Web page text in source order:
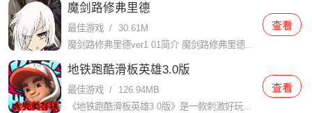
魔剑路修弗里德
最佳游戏 /
30.61M
魔剑路修弗里德ver1 01简介 魔剑路修弗里德ver1 01是一款史诗级像素系列魔幻动作角色扮演手游。游戏以宏大的世界观和丰富的剧情为背景，玩家将扮演背负着重要使命的角色，踏上充满冒险与挑战的旅程。
查看
地铁跑酷滑板英雄3.0版
最佳游戏 /
126.94MB
《地铁跑酷滑板英雄3 0版》是一款刺激好玩的跑酷游戏，在游戏中，玩家扮演一位滑板英雄，在地铁轨道上尽情展示技巧和速度。里面每天都会即时刷新三项任务供玩家去挑战，同时还有丰富多彩的道具使用与升级，众多隐
查看